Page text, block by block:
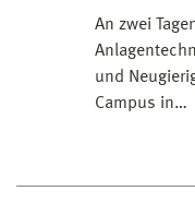
An zwei
und
Campus in…